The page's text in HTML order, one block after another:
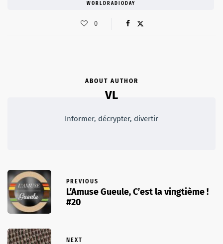
WORLDRADIODAY
0
ABOUT AUTHOR
VL
Informer, décrypter, divertir
PREVIOUS
L’Amuse Gueule, C’est la vingtième !
#20
NEXT